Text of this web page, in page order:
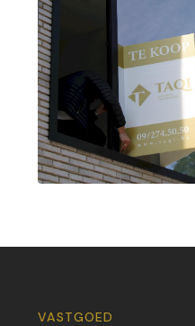
VASTGOED